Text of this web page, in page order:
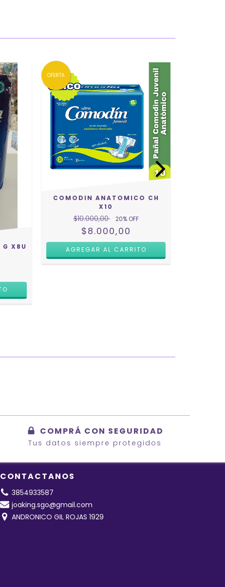
X8U
OFERTA
COMODIN ANATOMICO CH
X10
$10.000,00 20% OFF
$8.000,00
COMPRÁ CON SEGURIDAD
Tus datos siempre protegidos
CONTACTANOS
3854933587
joaking.sgo@gmail.com
ANDRONICO GIL ROJAS 1929